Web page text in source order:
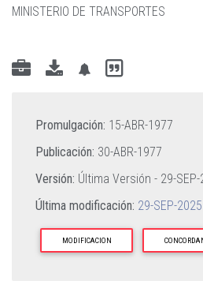
MINISTERIO DE TRANSPORTES
Promulgación: 15-ABR-1977
Publicación: 30-ABR-1977
Versión: Última Versión - 29-
Última modificación: 29-SEP-
MODIFICACION